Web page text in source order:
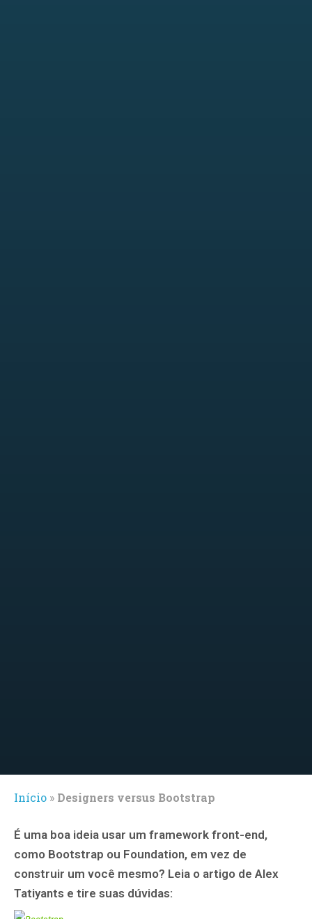
Início » Designers versus Bootstrap
É uma boa ideia usar um framework front-end,
como Bootstrap ou Foundation, em vez de
construir um você mesmo? Leia o artigo de Alex
Tatiyants e tire suas dúvidas: